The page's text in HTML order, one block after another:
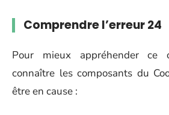
Comprendre l’erreur 24
Pour mieux appréhender ce
connaître les composants du
être en cause :